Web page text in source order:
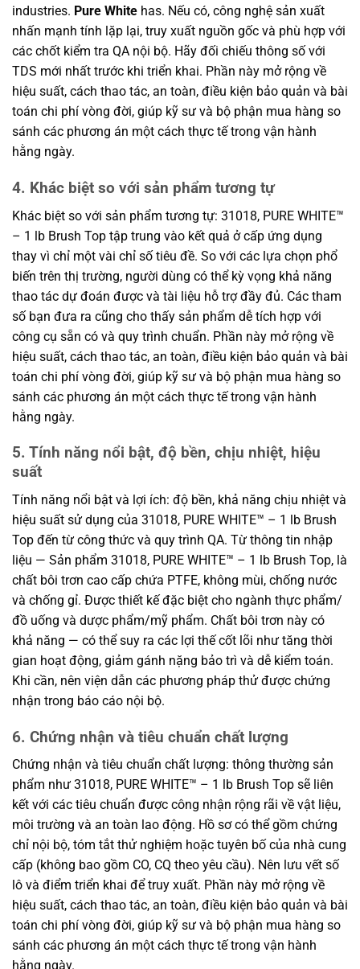
industries. Pure White has. Nếu có, công nghệ sản xuất
nhấn mạnh tính lặp lại, truy xuất nguồn gốc và phù hợp với
các chốt kiểm tra QA nội bộ. Hãy đối chiếu thông số với
TDS mới nhất trước khi triển khai. Phần này mở rộng về
hiệu suất, cách thao tác, an toàn, điều kiện bảo quản và bài
toán chi phí vòng đời, giúp kỹ sư và bộ phận mua hàng so
sánh các phương án một cách thực tế trong vận hành
hằng ngày.
4. Khác biệt so với sản phẩm tương tự
Khác biệt so với sản phẩm tương tự: 31018, PURE WHITE™
– 1 lb Brush Top tập trung vào kết quả ở cấp ứng dụng
thay vì chỉ một vài chỉ số tiêu đề. So với các lựa chọn phổ
biến trên thị trường, người dùng có thể kỳ vọng khả năng
thao tác dự đoán được và tài liệu hỗ trợ đầy đủ. Các tham
số bạn đưa ra cũng cho thấy sản phẩm dễ tích hợp với
công cụ sẵn có và quy trình chuẩn. Phần này mở rộng về
hiệu suất, cách thao tác, an toàn, điều kiện bảo quản và bài
toán chi phí vòng đời, giúp kỹ sư và bộ phận mua hàng so
sánh các phương án một cách thực tế trong vận hành
hằng ngày.
5. Tính năng nổi bật, độ bền, chịu nhiệt, hiệu
suất
Tính năng nổi bật và lợi ích: độ bền, khả năng chịu nhiệt và
hiệu suất sử dụng của 31018, PURE WHITE™ – 1 lb Brush
Top đến từ công thức và quy trình QA. Từ thông tin nhập
liệu — Sản phẩm 31018, PURE WHITE™ – 1 lb Brush Top, là
chất bôi trơn cao cấp chứa PTFE, không mùi, chống nước
và chống gỉ. Được thiết kế đặc biệt cho ngành thực phẩm/
đồ uống và dược phẩm/mỹ phẩm. Chất bôi trơn này có
khả năng — có thể suy ra các lợi thế cốt lõi như tăng thời
gian hoạt động, giảm gánh nặng bảo trì và dễ kiểm toán.
Khi cần, nên viện dẫn các phương pháp thử được chứng
nhận trong báo cáo nội bộ.
6. Chứng nhận và tiêu chuẩn chất lượng
Chứng nhận và tiêu chuẩn chất lượng: thông thường sản
phẩm như 31018, PURE WHITE™ – 1 lb Brush Top sẽ liên
kết với các tiêu chuẩn được công nhận rộng rãi về vật liệu,
môi trường và an toàn lao động. Hồ sơ có thể gồm chứng
chỉ nội bộ, tóm tắt thử nghiệm hoặc tuyên bố của nhà cung
cấp (không bao gồm CO, CQ theo yêu cầu). Nên lưu vết số
lô và điểm triển khai để truy xuất. Phần này mở rộng về
hiệu suất, cách thao tác, an toàn, điều kiện bảo quản và bài
toán chi phí vòng đời, giúp kỹ sư và bộ phận mua hàng so
sánh các phương án một cách thực tế trong vận hành
hằng ngày.